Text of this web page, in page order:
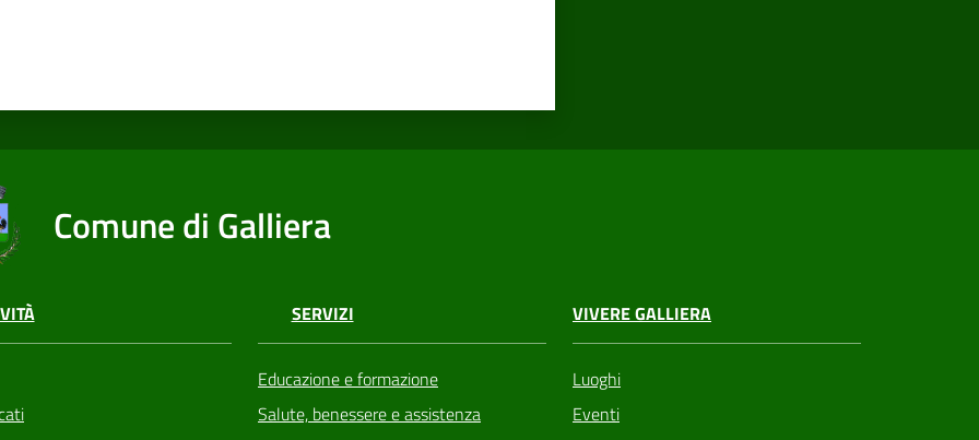
Comune di Galliera
SERVIZI
Educazione e formazione
Salute, benessere e assistenza
VIVERE GALLIERA
Luoghi
Eventi